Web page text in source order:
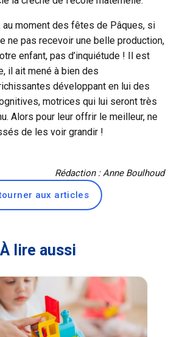
au moment des fêtes de Pâques, si
ne pas recevoir une belle production,
enfant, pas d’inquiétude ! Il est
il ait mené à bien des
développant en lui des
motrices qui lui seront très
Alors pour leur offrir le meilleur, ne
de les voir grandir !
Rédaction : Anne Boulhoud
aux articles
À lire aussi